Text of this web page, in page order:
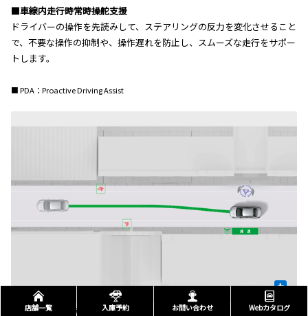
■車線内走行時常時操舵支援
ドライバーの操作を先読みして、ステアリングの反力を変化させること
で、不要な操作の抑制や、操作遅れを防止し、スムーズな走行をサポー
トします。
■ PDA：Proactive Driving Assist
+
歩行者/自転車/駐車車両に対する支援［操舵・減速制御］
店舗一覧 入庫予約 お問い合わせ Webカタログ